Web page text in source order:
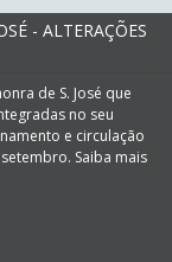
- ALTERAÇÕES
de S. José que
no seu
e circulação
Saiba mais